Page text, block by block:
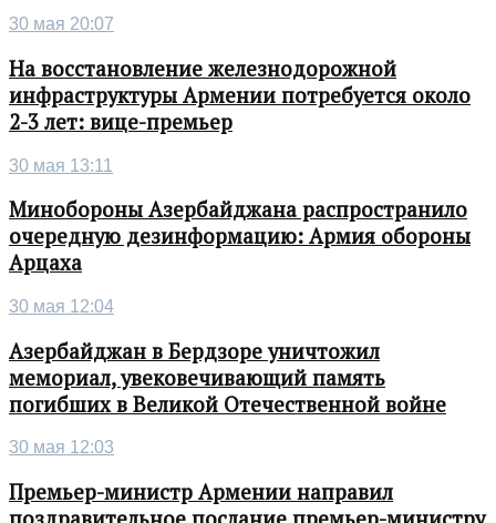
30 мая 20:07
На восстановление железнодорожной
инфраструктуры Армении потребуется около
2-3 лет: вице-премьер
30 мая 13:11
Минобороны Азербайджана распространило
очередную дезинформацию: Армия обороны
Арцаха
30 мая 12:04
Азербайджан в Бердзоре уничтожил
мемориал, увековечивающий память
погибших в Великой Отечественной войне
30 мая 12:03
Премьер-министр Армении направил